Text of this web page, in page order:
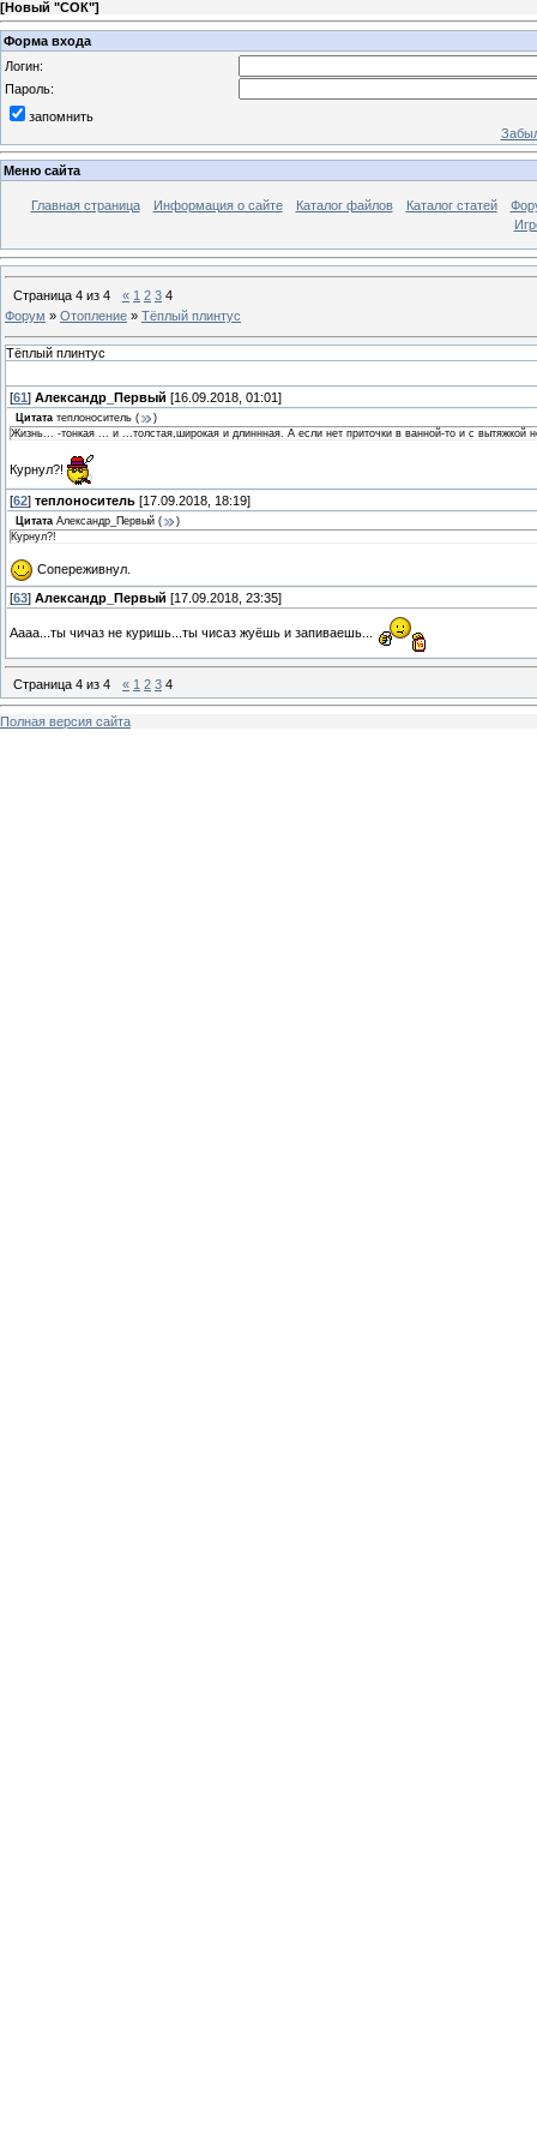
[Новый "СОК"]
Форма входа
Логин:
Пароль:
запомнить
Меню сайта
Главная страница Информация о сайте Каталог файлов Каталог статей
Страница 4 из 4 « 1 2 3 4
Форум » Отопление » Тёплый плинтус
Тёплый плинтус
[61 ] Александр_Первый [16.09.2018, 01:01]
Цитата теплоноситель (
)
Жизнь... -тонкая ... и ...толстая,широкая и длиннная. А если нет приточки в ванной-то и с
Курнул?!
[62] теплоноситель [17.09.2018, 18:19]
Цитата Александр_Первый (
)
Курнул?!
Сопереживнул.
[63] Александр_Первый [17.09.2018, 23:35]
Аааа...ты чичаз не куришь...ты чисаз жуёшь и запиваешь...
Страница 4 из 4 « 1 2 3 4
Полная версия сайта